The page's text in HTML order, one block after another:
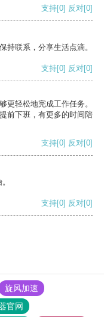
支持[0] 反对[0]
持联系，分享生活点滴。
支持[0] 反对[0]
更轻松地完成工作任务。
前下班，有更多的时间陪
支持[0] 反对[0]
支持[0] 反对[0]
旋风加速
官网